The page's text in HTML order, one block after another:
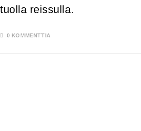
tuolla reissulla.
0 KOMMENTTIA